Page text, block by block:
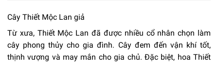
Cây Thiết Mộc Lan giả
Từ xưa, Thiết Mộc Lan đã được nhiều cổ nhân chọn làm
cây phong thủy cho gia đình. Cây đem đến vận khí tốt,
thịnh vượng và may mắn cho gia chủ. Đặc biệt, hoa Thiết